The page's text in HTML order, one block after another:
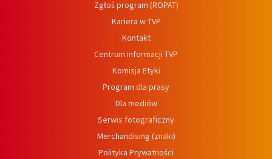
Zgłoś program (ROPAT)
Kariera w TVP
Kontakt
Centrum informacji TVP
Komisja Etyki
Program dla prasy
Dla mediów
Serwis fotograficzny
Merchandising (znaki)
Polityka Prywatności